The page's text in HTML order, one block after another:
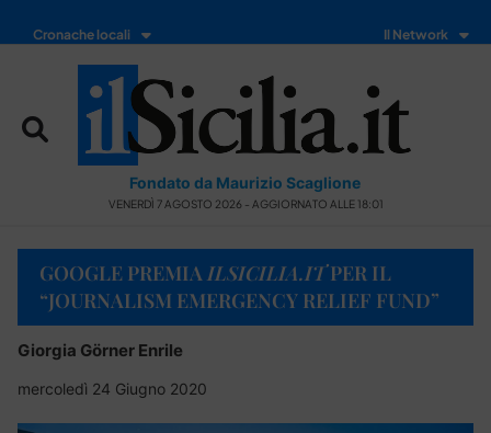
Cronache locali Il Network
Fondato da Maurizio Scaglione
VENERDÌ 7 AGOSTO 2026 - AGGIORNATO ALLE 18:01
GOOGLE PREMIA ILSICILIA.ITPER IL
“JOURNALISM EMERGENCY RELIEF FUND”
Giorgia Görner Enrile
mercoledì 24 Giugno 2020